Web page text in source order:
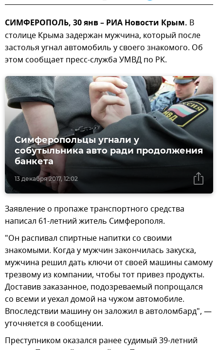
СИМФЕРОПОЛЬ, 30 янв – РИА Новости Крым. В
столице Крыма задержан мужчина, который после
застолья угнал автомобиль у своего знакомого. Об
этом сообщает пресс-служба УМВД по РК.
13 декабря 2017, 12:02
Симферопольцы угнали у
собутыльника авто ради продолжения
банкета
Заявление о пропаже транспортного средства
написал 61-летний житель Симферополя.
"Он распивал спиртные напитки со своими
знакомыми. Когда у мужчин закончилась закуска,
мужчина решил дать ключи от своей машины самому
трезвому из компании, чтобы тот привез продукты.
Доставив заказанное, подозреваемый попрощался
со всеми и уехал домой на чужом автомобиле.
Впоследствии машину он заложил в автоломбард", —
уточняется в сообщении.
Преступником оказался ранее судимый 39-летний